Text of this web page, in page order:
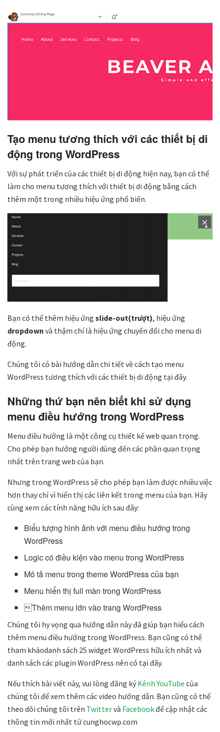
Tạo menu tương thích với các thiết bị di
động trong WordPress
Với sự phát triển của các thiết bị di động hiện nay, bạn có thể
làm cho menu tương thích với thiết bị di động bằng cách
thêm một trong nhiều hiệu ứng phổ biến.
Bạn có thể thêm hiệu ứng slide-out(trượt), hiệu ứng
dropdown và thậm chí là hiệu ứng chuyển đổi cho menu di
động.
Chúng tôi có bài hướng dẫn chi tiết về cách tạo menu
WordPress tương thích với các thiết bị di động tại đây.
Những thứ bạn nên biết khi sử dụng
menu điều hướng trong WordPress
Menu điều hướng là một công cụ thiết kế web quan trọng.
Cho phép bạn hướng người dùng đến các phần quan trọng
nhất trên trang web của bạn.
Nhưng trong WordPress sẽ cho phép bạn làm được nhiều việc
hơn thay chỉ vì hiển thị các liên kết trong menu của bạn. Hãy
cùng xem các tính năng hữu ích sau đây:
Biểu tượng hình ảnh với menu điều hướng trong
WordPress
Logic có điều kiện vào menu trong WordPress
Mô tả menu trong theme WordPress của bạn
Menu hiển thị full màn trong WordPress
Thêm menu lớn vào trang WordPress
Chúng tôi hy vọng qua hướng dẫn này đã giúp bạn hiểu cách
thêm menu điều hướng trong WordPress. Bạn cũng có thể
tham khảodanh sách 25 widget WordPress hữu ích nhất và
danh sách các plugin WordPress nên có tại đây.
Nếu thích bài viết này, vui lòng đăng ký Kênh YouTube của
chúng tôi để xem thêm các video hướng dẫn. Bạn cũng có thể
theo dõi chúng tôi trên Twittervà Facebookđể cập nhật các
thông tin mới nhất từ cunghocwp.com